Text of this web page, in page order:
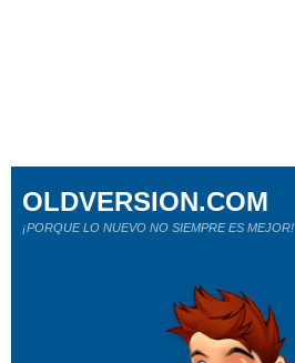
OLDVERSION.COM
¡PORQUE LO NUEVO NO SIEMPRE ES MEJOR!